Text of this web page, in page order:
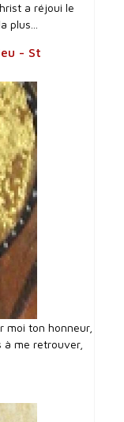
a réjoui le
- St
moi ton honneur,
me retrouver,